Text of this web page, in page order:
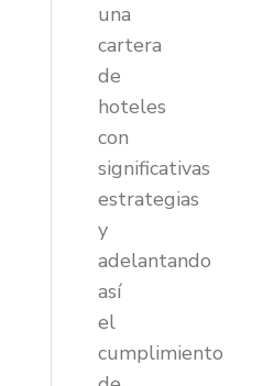
una
cartera
de
hoteles
con
significativas
estrategias
y
adelantando
así
el
cumplimiento